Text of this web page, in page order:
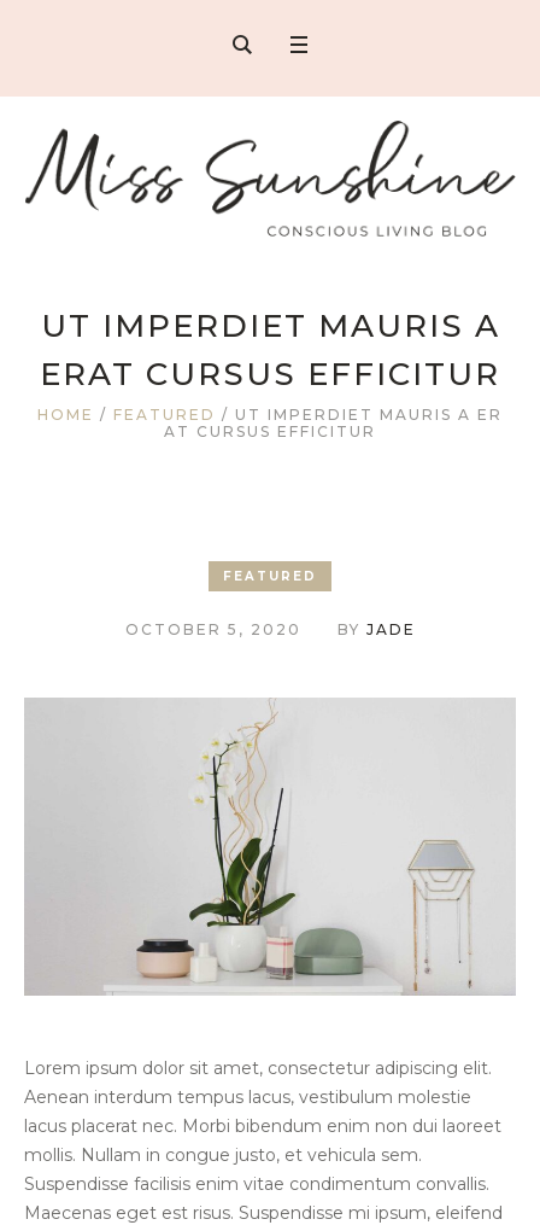
UT IMPERDIET MAURIS A
ERAT CURSUS EFFICITUR
HOME / FEATURED / UT IMPERDIET MAURIS A ER
AT CURSUS EFFICITUR
FEATURED
OCTOBER 5, 2020 BY JADE
Lorem ipsum dolor sit amet, consectetur adipiscing elit.
Aenean interdum tempus lacus, vestibulum molestie
lacus placerat nec. Morbi bibendum enim non dui laoreet
mollis. Nullam in congue justo, et vehicula sem.
Suspendisse facilisis enim vitae condimentum convallis.
Maecenas eget est risus. Suspendisse mi ipsum, eleifend